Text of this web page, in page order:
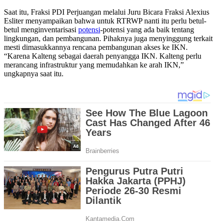
Saat itu, Fraksi PDI Perjuangan melalui Juru Bicara Fraksi Alexius
Esliter menyampaikan bahwa untuk RTRWP nanti itu perlu betul-
betul menginventarisasi potensi-potensi yang ada baik tentang
lingkungan, dan pembangunan. Pihaknya juga menyinggung terkait
mesti dimasukkannya rencana pembangunan akses ke IKN.
“Karena Kalteng sebagai daerah penyangga IKN. Kalteng perlu
merancang infrastruktur yang memudahkan ke arah IKN,”
ungkapnya saat itu.